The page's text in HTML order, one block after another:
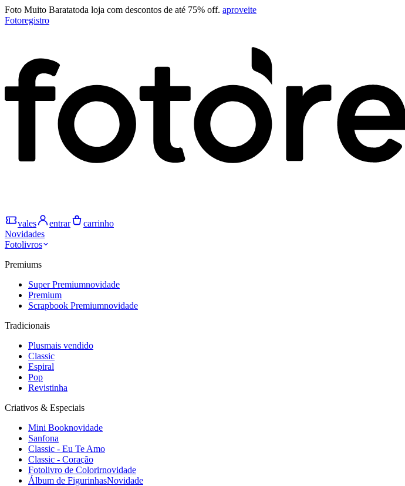
Foto Muito Baratatoda loja com descontos de até 75% off. aproveite
Fotoregistro
vales entrar
carrinho
Novidades
Fotolivros
Premiums
Super Premiumnovidade
Premium
Scrapbook Premiumnovidade
Tradicionais
Plusmais vendido
Classic
Espiral
Pop
Revistinha
Criativos & Especiais
Mini Booknovidade
Sanfona
Classic - Eu Te Amo
Classic - Coração
Fotolivro de Colorirnovidade
Álbum de FigurinhasNovidade